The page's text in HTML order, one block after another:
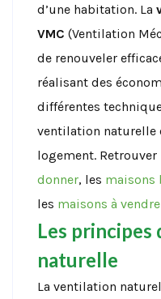
d’une habitation. La
VMC (Ventilation
de renouveler
réalisant des
différentes
ventilation naturelle
logement. Retrouver
donner, les maisons
les maisons à
Les
naturelle
La ventilation